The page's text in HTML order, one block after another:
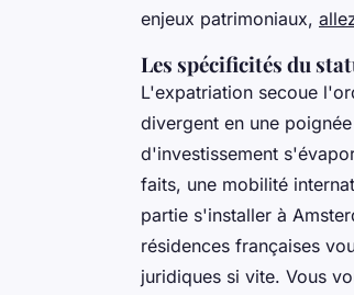
enjeux patrimoniaux,
Les spécificités du
L'expatriation secoue
divergent en une
d'investissement
faits, une mobilité
partie s'installer à
résidences françaises
juridiques si vite. Vous